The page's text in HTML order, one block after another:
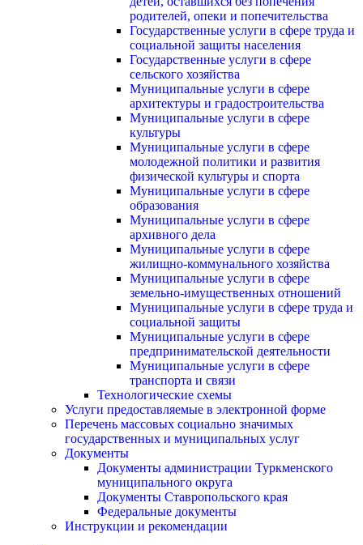
родителей, опеки и попечительства
Государственные услуги в сфере труда и
социальной защиты населения
Государственные услуги в сфере
сельского хозяйства
Муниципальные услуги в сфере
архитектуры и градостроительства
Муниципальные услуги в сфере
культуры
Муниципальные услуги в сфере
молодежной политики и развития
физической культуры и спорта
Муниципальные услуги в сфере
образования
Муниципальные услуги в сфере
архивного дела
Муниципальные услуги в сфере
жилищно-коммунального хозяйства
Муниципальные услуги в сфере
земельно-имущественных отношений
Муниципальные услуги в сфере труда и
социальной защиты
Муниципальные услуги в сфере
предпринимательской деятельности
Муниципальные услуги в сфере
транспорта и связи
Технологические схемы
Услуги предоставляемые в электронной форме
Перечень массовых социально значимых
государственных и муниципальных услуг
Документы
Документы администрации Туркменского
муниципального округа
Документы Ставропольского края
Федеральные документы
Инструкции и рекомендации